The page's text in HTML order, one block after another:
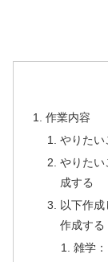
作業内容
やりたい
やりたい
成する
以下作
作成する
雑学